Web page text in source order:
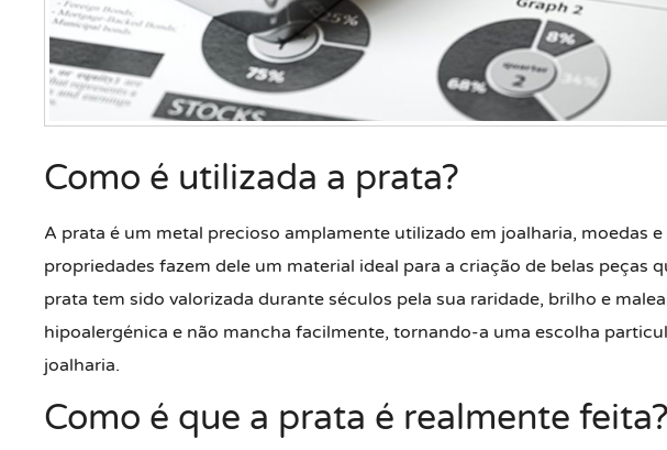
Como é utilizada a prata?
A prata é um metal precioso amplamente utilizado em joalharia, moedas
propriedades fazem dele um material ideal para a criação de belas peças
prata tem sido valorizada durante séculos pela sua raridade, brilho e
hipoalergénica e não mancha facilmente, tornando-a uma escolha
joalharia.
Como é que a prata é realmente feita?